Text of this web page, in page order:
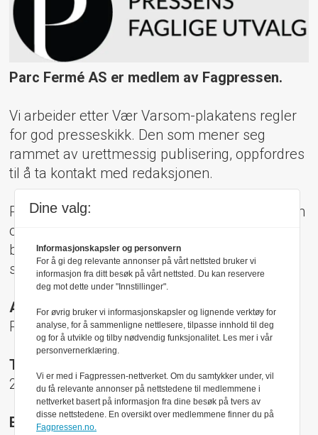
Parc Fermé AS er medlem av Fagpressen.
Vi arbeider etter Vær Varsom-plakatens regler
for god presseskikk. Den som mener seg
rammet av urettmessig publisering, oppfordres
til å ta kontakt med redaksjonen.
Pressens Faglige Utvalg (PFU) er et klageorgan
oppnevnt av Norsk Presseforbund som
behandler klager mot mediene i presseetiske
spørsmål.
Adresse:
Rådhusgt 17, 0158 Oslo
Telefon:
22 40 50 40
E-post:
Dine valg:
Informasjonskapsler og personvern
For å gi deg relevante annonser på vårt nettsted bruker vi
informasjon fra ditt besøk på vårt nettsted. Du kan reservere
deg mot dette under "Innstillinger".
For øvrig bruker vi informasjonskapsler og lignende verktøy for
analyse, for å sammenligne nettlesere, tilpasse innhold til deg
og for å utvikle og tilby nødvendig funksjonalitet. Les mer i vår
personvernerklæring.
Vi er med i Fagpressen-nettverket. Om du samtykker under, vil
du få relevante annonser på nettstedene til medlemmene i
nettverket basert på informasjon fra dine besøk på tvers av
disse nettstedene. En oversikt over medlemmene finner du på
Fagpressen.no.